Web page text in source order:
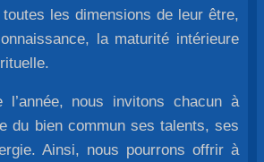
les dimensions de leur être,
la maturité intérieure
l’année, nous invitons chacun à
du bien commun ses talents, ses
Ainsi, nous pourrons offrir à